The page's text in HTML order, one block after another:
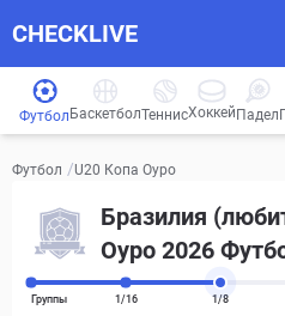
CHECKLIVE
Футбол БаскетболТеннисХоккей Падел
Футбол /U20 Копа Оуро
Бразилия
Оуро 2026
Группы 1/16 1/8